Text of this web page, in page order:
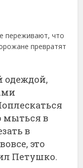
переживают, что
превратят
одеждой,
мыться в
в
это
Петушко.